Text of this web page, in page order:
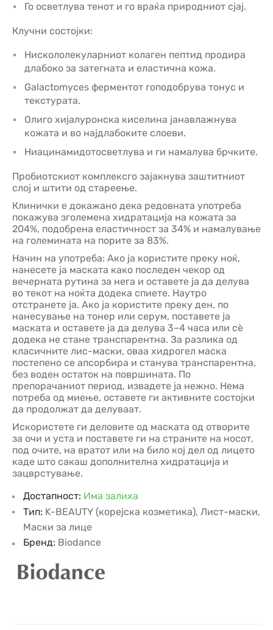
Го осветлува тенот и го враќа природниот сјај.
Клучни состојки:
Нискололекуларниот колаген пептид продира
длабоко за затегната и еластична кожа.
Galactomyces ферментот гоподобрува тонус и
текстурата.
Олиго хијалуронска киселина јанавлажнува
кожата и во најдлабоките слоеви.
Ниацинамидотосветлува и ги намалува брчките.
Пробиотскиот комплексго зајакнува заштитниот
слој и штити од стареење.
Клинички е докажано дека редовната употреба
покажува зголемена хидратација на кожата за
204%, подобрена еластичност за 34% и намалување
на големината на порите за 83%.
Начин на употреба: Ако ја користите преку ноќ,
нанесете ја маската како последен чекор од
вечерната рутина за нега и оставете ја да делува
во текот на ноќта додека спиете. Наутро
отстранете ја. Ако ја користите преку ден, по
нанесување на тонер или серум, поставете ја
маската и оставете ја да делува 3–4 часа или сè
додека не стане транспарентна. За разлика од
класичните лис-маски, оваа хидрогел маска
постепено се апсорбира и станува транспарентна,
без воден остаток на површината. По
препорачаниот период, извадете ја нежно. Нема
потреба од миење, оставете ги активните состојки
да продолжат да делуваат.
Искористeте ги деловите од маската од отворите
за очи и уста и поставете ги на страните на носот,
под очите, на вратот или на било кој дел од лицето
каде што сакаш дополнителна хидратација и
зацврстување.
Достапност: Има залиха
Тип: K-BEAUTY (корејска козметика), Лист-маски,
Маски за лице
Бренд: Biodance